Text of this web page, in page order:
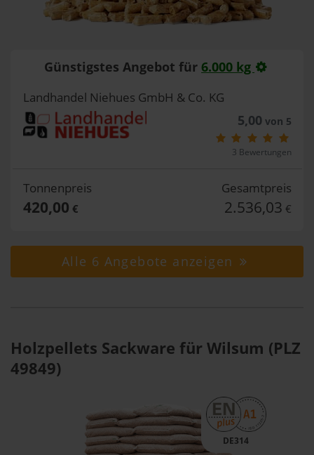
Günstigstes Angebot für 6.000 kg
Landhandel Niehues GmbH & Co. KG
5,00 von 5
3 Bewertungen
Tonnenpreis
420,00 €
Gesamtpreis
2.536,03 €
Alle 6 Angebote anzeigen
Holzpellets Sackware für Wilsum (PLZ
49849)
DE314